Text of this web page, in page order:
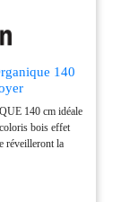
140
140 cm idéale
bois effet
réveilleront la
à la table un
et chaleureux,